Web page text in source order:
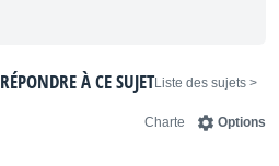
< Liste des sujets
RÉPONDRE À CE SUJET
Options
Charte